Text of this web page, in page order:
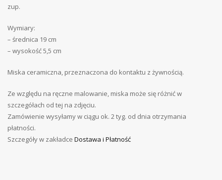
zup.
Wymiary:
– średnica 19 cm
– wysokość 5,5 cm
Miska ceramiczna, przeznaczona do kontaktu z żywnością.
Ze względu na ręczne malowanie, miska może się różnić w
szczegółach od tej na zdjęciu.
Zamówienie wysyłamy w ciągu ok. 2 tyg. od dnia otrzymania
płatności.
Szczegóły w zakładce Dostawa i Płatność